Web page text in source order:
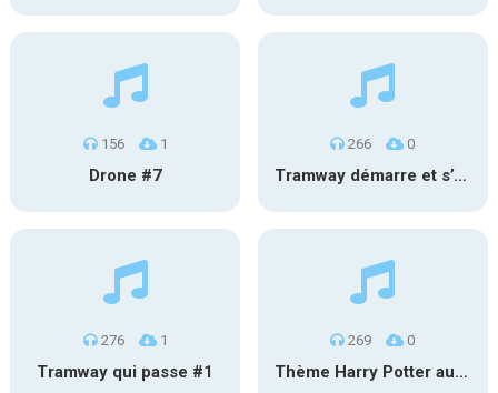
156 1
Drone #7
266 0
Tramway démarre et s’éloigne #2
276 1
Tramway qui passe #1
269 0
Thème Harry Potter au carillon